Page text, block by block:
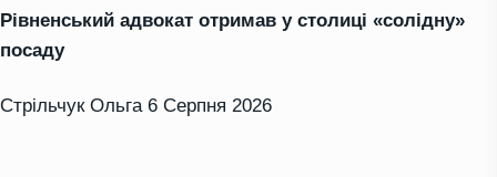
Рівненський адвокат отримав у столиці «солідну»
посаду
Стрільчук Ольга 6 Серпня 2026